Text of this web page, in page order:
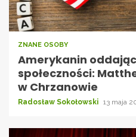
ZNANE OSOBY
Amerykanin
społeczności:
w Chrzanowie
Radosław Sokołowski 13 maja